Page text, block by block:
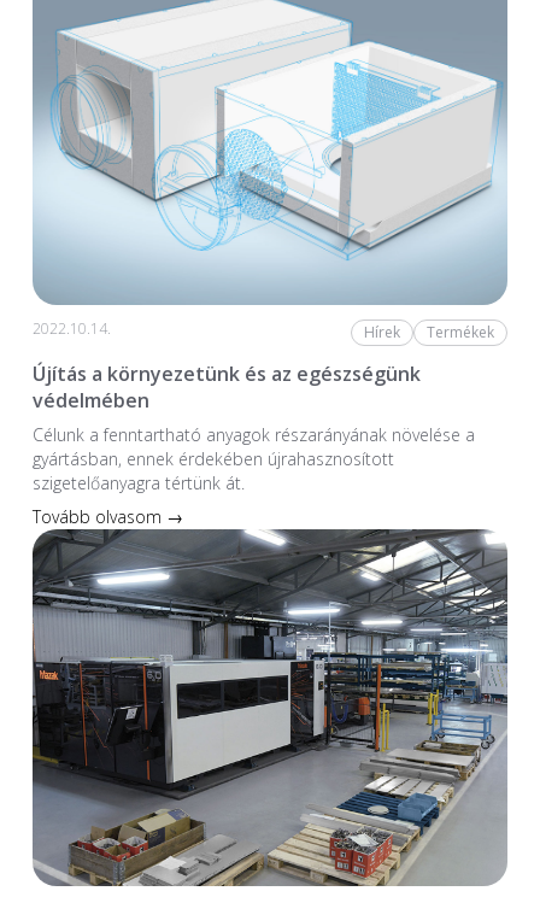
2022.10.14. Hírek Termékek
Újítás a környezetünk és az egészségünk
védelmében
Célunk a fenntartható anyagok részarányának növelése a
gyártásban, ennek érdekében újrahasznosított
szigetelőanyagra tértünk át.
Tovább olvasom →